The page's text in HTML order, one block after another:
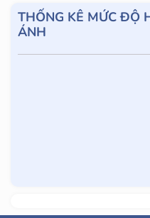
THỐNG KÊ MỨC ĐỘ
ÁNH